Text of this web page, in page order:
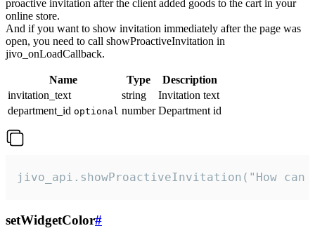
proactive invitation after the client added goods to the cart in your
online store.
And if you want to show invitation immediately after the page was
open, you need to call showProactiveInvitation in
jivo_onLoadCallback.
Name Type
Description
invitation_text
string
Invitation text
department_id optional number Department id
jivo_api.showProactiveInvitation("How
setWidgetColor#